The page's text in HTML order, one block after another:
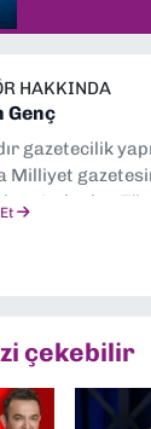
HAKKINDA
Genç
gazetecilik
Milliyet
Ardından
editör, müdür
olarak görev
editörlük
çekebilir